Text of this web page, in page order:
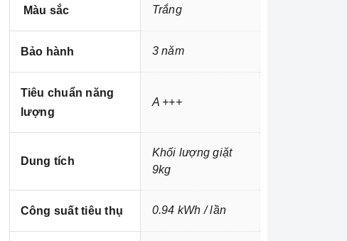
Màu sắc Trắng
Bảo hành 3 năm
Tiêu chuẩn năng
lượng
A +++
Dung tích
Khối lượng giặt
9kg
Công suất tiêu thụ 0.94 kWh / lần